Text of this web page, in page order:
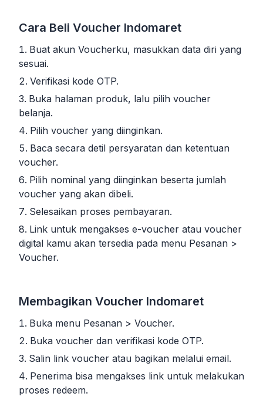
Cara Beli Voucher Indomaret
Buat akun Voucherku, masukkan data diri yang
sesuai.
Verifikasi kode OTP.
Buka halaman produk, lalu pilih voucher
belanja.
Pilih voucher yang diinginkan.
Baca secara detil persyaratan dan ketentuan
voucher.
Pilih nominal yang diinginkan beserta jumlah
voucher yang akan dibeli.
Selesaikan proses pembayaran.
Link untuk mengakses e-voucher atau voucher
digital kamu akan tersedia pada menu Pesanan >
Voucher.
Membagikan Voucher Indomaret
Buka menu Pesanan > Voucher.
Buka voucher dan verifikasi kode OTP.
Salin link voucher atau bagikan melalui email.
Penerima bisa mengakses link untuk melakukan
proses redeem.